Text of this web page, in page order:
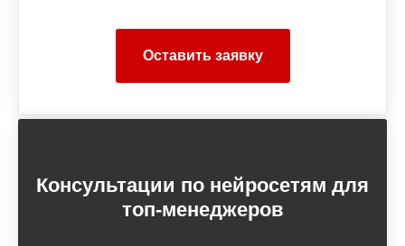
Оставить заявку
Консультации по нейросетям для
топ-менеджеров